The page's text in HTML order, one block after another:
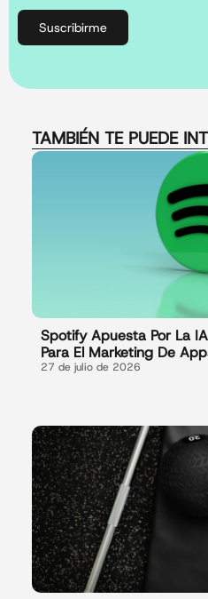
Suscribirme
TAMBIÉN TE PUEDE
Spotify Apuesta Por La
Para El Marketing De
27 de julio de 2026